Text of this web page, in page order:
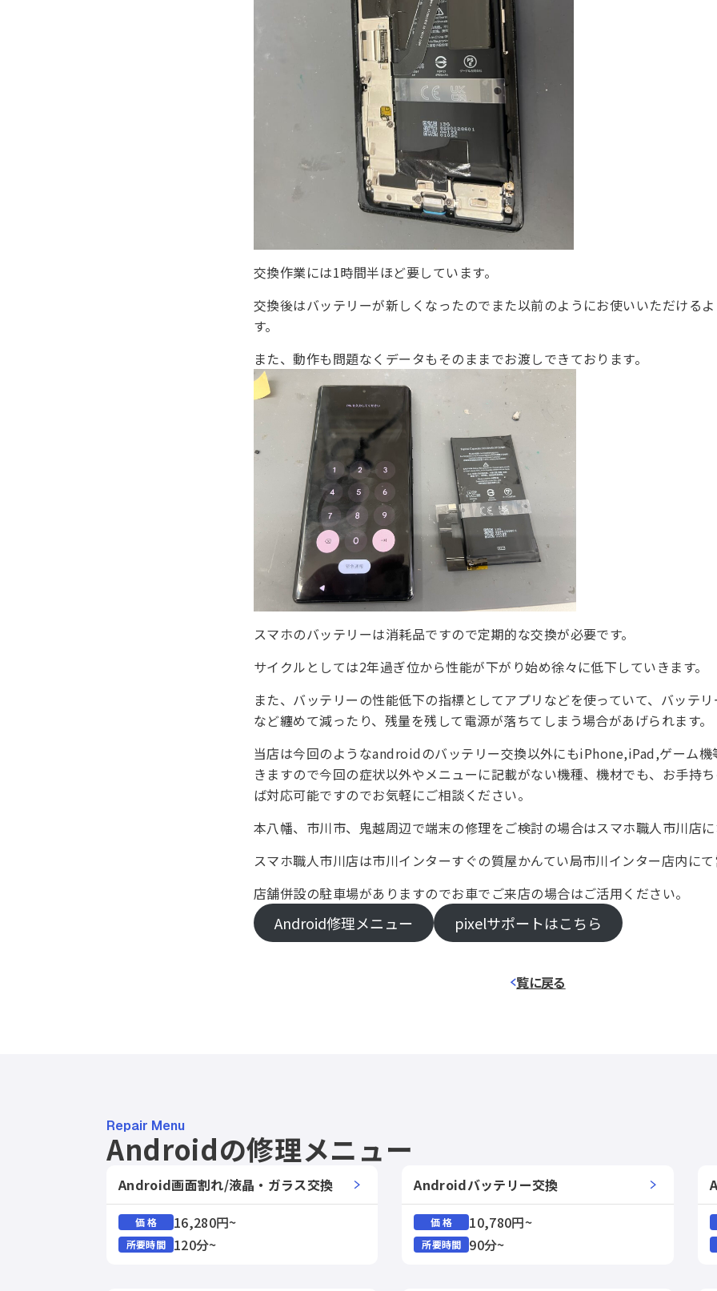
交換作業には1時間半ほど要しています。
交換後はバッテリーが新しくなったのでまた以前のようにお使いいただける
す。
また、動作も問題なくデータもそのままでお渡しできております。
スマホのバッテリーは消耗品ですので定期的な交換が必要です。
サイクルとしては2年過ぎ位から性能が下がり始め徐々に低下していきます。
また、バッテリーの性能低下の指標としてアプリなどを使っていて、バッテ
など纏めて減ったり、残量を残して電源が落ちてしまう場合があげられます。
当店は今回のようなandroidのバッテリー交換以外にもiPhone,iPad,ゲーム機
きますので今回の症状以外やメニューに記載がない機種、機材でも、お手持
ば対応可能ですのでお気軽にご相談ください。
本八幡、市川市、鬼越周辺で端末の修理をご検討の場合はスマホ職人市川店
スマホ職人市川店は市川インターすぐの質屋かんてい局市川インター店内に
店舗併設の駐車場がありますのでお車でご来店の場合はご活用ください。
Android修理メニュー pixelサポートはこちら
覧に戻る
Repair Menu
Androidの修理メニュー
Android画面割れ/液晶・ガラス交換
価 格 16,280円~
所要時間 120分~
Androidバッテリー交換
価 格 10,780円~
所要時間 90分~